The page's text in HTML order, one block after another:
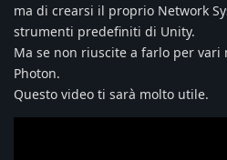
ma di crearsi il proprio Network
strumenti predefiniti di Unity.
Ma se non riuscite a farlo per vari
Photon.
Questo video ti sarà molto utile.